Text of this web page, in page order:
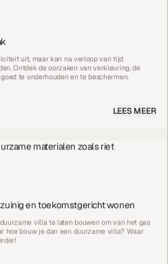
uit, maar kan na verloop van tijd
Ontdek de oorzaken van verkleuring, de
te onderhouden en te beschermen.
LEES MEER
en toekomstgericht wonen
villa te laten bouwen om van het gas
hoe bouw je dan een duurzame villa? Waar